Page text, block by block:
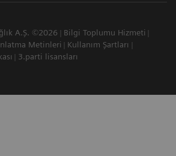
A.Ş. ©2026
Bilgi Toplumu Hizmeti
Metinleri
Kullanım Şartları
3.parti lisansları